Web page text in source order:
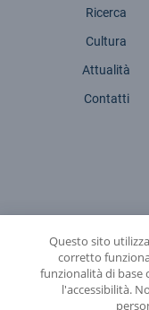
Ricerca
Cultura
Attualità
Contatti
Questo sito
corretto
funzionalità di base
l'accessibilità.